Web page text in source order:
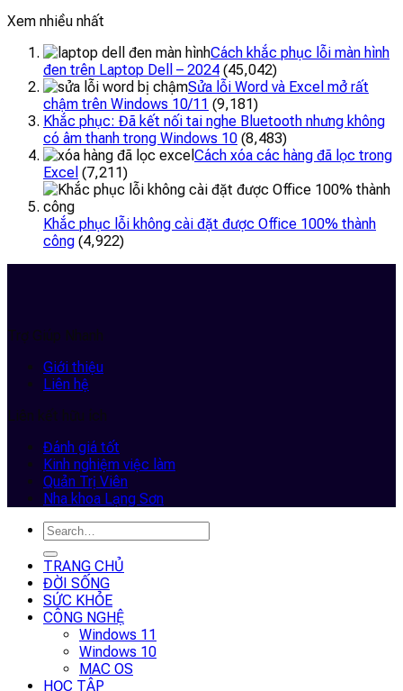
Xem nhiều nhất
Cách khắc phục lỗi màn hình
đen trên Laptop Dell – 2024 (45,042)
Sửa lỗi Word và Excel mở rất
chậm trên Windows 10/11 (9,181)
Khắc phục: Đã kết nối tai nghe Bluetooth nhưng không
có âm thanh trong Windows 10 (8,483)
Cách xóa các hàng đã lọc trong
Excel (7,211)
Khắc phục lỗi không cài đặt được Office 100% thành
công (4,922)
Trợ Giúp Nhanh
Giới thiệu
Liên hệ
Liên kết hữu ích
Đánh giá tốt
Kinh nghiệm việc làm
Quản Trị Viên
Nha khoa Lạng Sơn
TRANG CHỦ
ĐỜI SỐNG
SỨC KHỎE
CÔNG NGHỆ
Windows 11
Windows 10
MAC OS
HỌC TẬP